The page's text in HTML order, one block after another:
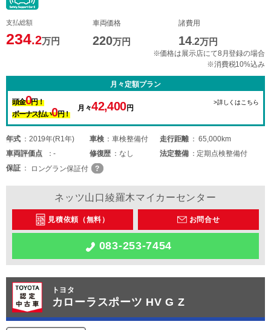
支払総額
234.2万円
車両価格
220万円
諸費用
14.2万円
※価格は展示店にて8月登録の場合
※消費税10%込み
月々定額プラン
頭金0円！
ボーナス払い0円！
月々42,400円
>詳しくはこちら
年式 2019年(R1年) 車検 車検整備付 走行距離
65,000km
車両評価点 - 修復歴 なし 法定整備
定期点検整備付
保証
ロングラン保証付
ネッツ山口綾羅木マイカーセンター
見積依頼（無料） お問合せ
083-253-7454
トヨタ
カローラスポーツ HV G Z